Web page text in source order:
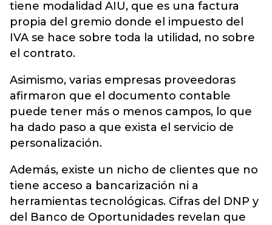
tiene modalidad AIU, que es una factura
propia del gremio donde el impuesto del
IVA se hace sobre toda la utilidad, no sobre
el contrato.
Asimismo, varias empresas proveedoras
afirmaron que el documento contable
puede tener más o menos campos, lo que
ha dado paso a que exista el servicio de
personalización.
Además, existe un nicho de clientes que no
tiene acceso a bancarización ni a
herramientas tecnológicas. Cifras del DNP y
del Banco de Oportunidades revelan que